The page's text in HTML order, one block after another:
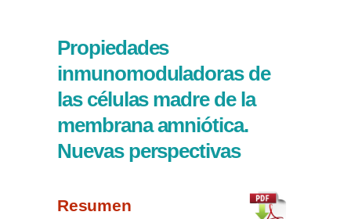
Propiedades
inmunomoduladoras de
las células madre de la
membrana amniótica.
Nuevas perspectivas
Resumen